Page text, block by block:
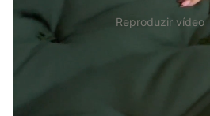
Reproduzir vídeo